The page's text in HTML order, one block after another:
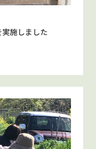
施しました